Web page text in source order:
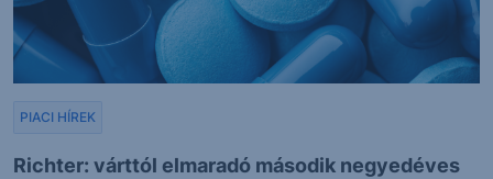
Richter: várttól elmaradó második negyedéves
PIACI HÍREK